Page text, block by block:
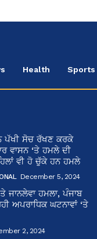
Health Sports
ਪੱਖੀ ਸੋਚ ਰੱਖਣ ਕਰਕੇ
ਵਾਸਨ ‘ਤੇ ਹਮਲੇ ਦੀ
ਵੀ ਹੋ ਚੁੱਕੇ ਹਨ ਹਮਲੇ
December 5, 2024
ਜਾਨਲੇਵਾ ਹਮਲਾ, ਪੰਜਾਬ
ਅਪਰਾਧਿਕ ਘਟਨਾਵਾਂ ‘ਤੇ
2, 2024